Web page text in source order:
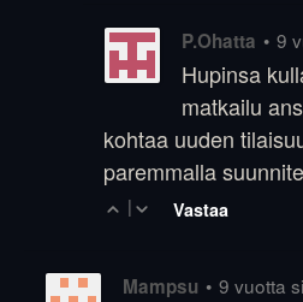
P.Ohatta • 9
Hupinsa
matkailu
kohtaa uuden
paremmalla
| Vastaa
Mampsu • 9 vuotta